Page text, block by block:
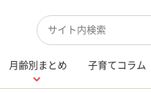
検索キーワード入力
月齢別まとめ 子育てコラム